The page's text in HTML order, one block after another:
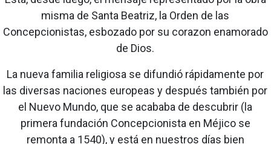
misma de Santa Beatriz, la Orden de las
Concepcionistas, esbozado por su corazon enamorado
de Dios.
La nueva familia religiosa se difundió rápidamente por
las diversas naciones europeas y después también por
el Nuevo Mundo, que se acababa de descubrir (la
primera fundación Concepcionista en Méjico se
remonta a 1540), y está en nuestros días bien